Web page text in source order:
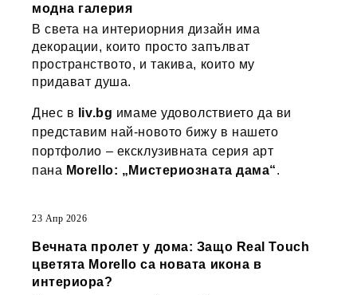
модна галерия
В света на интериорния дизайн има
декорации, които просто запълват
пространството, и такива, които му
придават душа.
Днес в liv.bg имаме удоволствието да ви
представим най-новото бижу в нашето
портфолио – ексклузивната серия арт
пана Morello: „Мистериозната дама“.
23 Апр 2026
Вечната пролет у дома: Защо Real Touch
цветята Morello са новата икона в
интериора?